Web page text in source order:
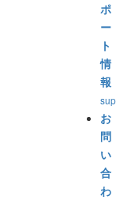
ポ
ー
ト
情
報
お
問
い
合
わ